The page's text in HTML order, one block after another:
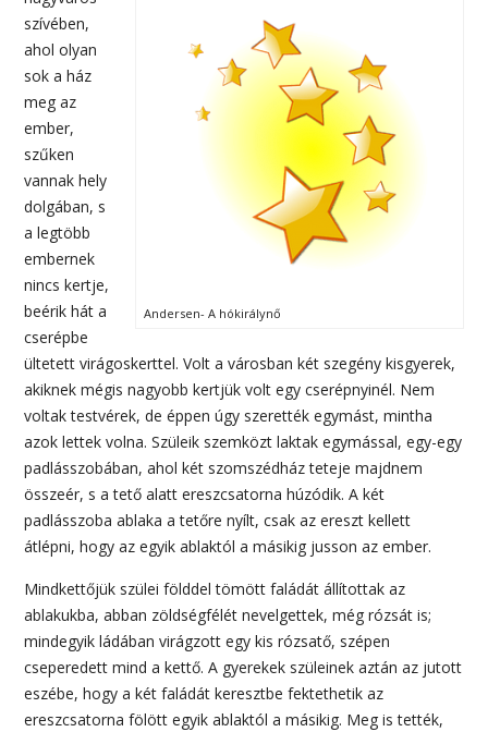
Andersen- A hókirálynő
szívében,
ahol olyan
sok a ház
meg az
ember,
szűken
vannak hely
dolgában, s
a legtöbb
embernek
nincs kertje,
beérik hát a
cserépbe
ültetett virágoskerttel. Volt a városban két szegény kisgyerek,
akiknek mégis nagyobb kertjük volt egy cserépnyinél. Nem
voltak testvérek, de éppen úgy szerették egymást, mintha
azok lettek volna. Szüleik szemközt laktak egymással, egy-egy
padlásszobában, ahol két szomszédház teteje majdnem
összeér, s a tető alatt ereszcsatorna húzódik. A két
padlásszoba ablaka a tetőre nyílt, csak az ereszt kellett
átlépni, hogy az egyik ablaktól a másikig jusson az ember.
Mindkettőjük szülei földdel tömött faládát állítottak az
ablakukba, abban zöldségfélét nevelgettek, még rózsát is;
mindegyik ládában virágzott egy kis rózsatő, szépen
cseperedett mind a kettő. A gyerekek szüleinek aztán az jutott
eszébe, hogy a két faládát keresztbe fektethetik az
ereszcsatorna fölött egyik ablaktól a másikig. Meg is tették,